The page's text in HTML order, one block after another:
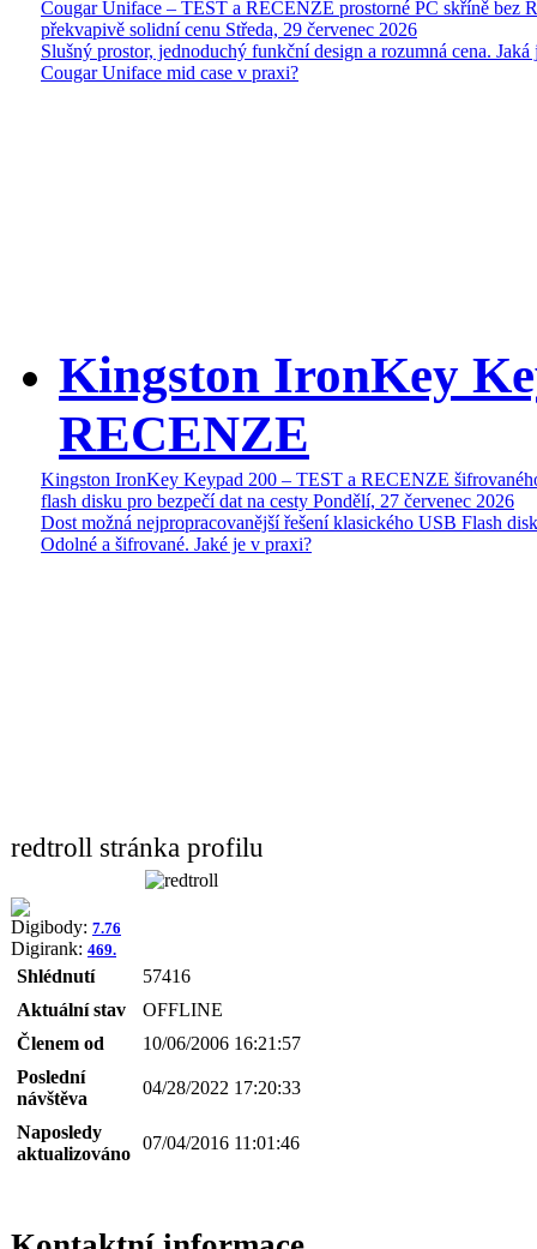
Cougar Uniface – TEST a RECENZE prostorné PC skříně bez
překvapivě solidní cenu Středa, 29 červenec 2026
Slušný prostor, jednoduchý funkční design a rozumná cena. Jaká
Cougar Uniface mid case v praxi?
Kingston IronKey
RECENZE
Kingston IronKey Keypad 200 – TEST a RECENZE
flash disku pro bezpečí dat na cesty Pondělí, 27 červenec 2026
Dost možná nejpropracovanější řešení klasického USB Flash
Odolné a šifrované. Jaké je v praxi?
redtroll stránka profilu
Digibody: 7.76
Digirank: 469.
Shlédnutí
57416
Aktuální stav
OFFLINE
Členem od
10/06/2006 16:21:57
Poslední
návštěva
04/28/2022 17:20:33
Naposledy
aktualizováno
07/04/2016 11:01:46